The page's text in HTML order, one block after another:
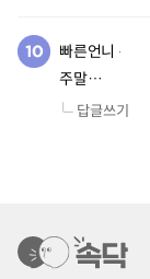
빠른언니
주말…
답글쓰기